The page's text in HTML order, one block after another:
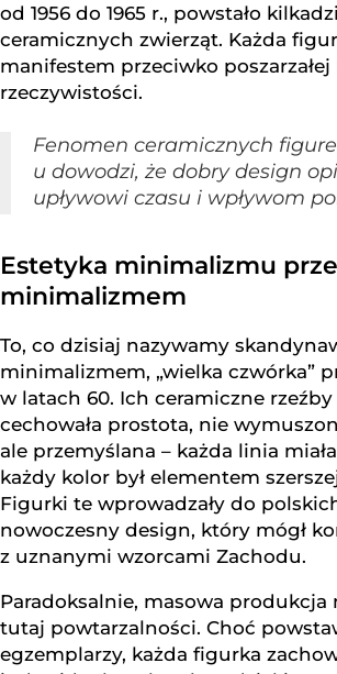
od 1956 do 1965 r., powstało
ceramicznych zwierząt. Każda
manifestem przeciwko poszarzałej
rzeczywistości.
Fenomen ceramicznych
u dowodzi, że dobry design
upływowi czasu i wpływom
Estetyka minimalizmu
minimalizmem
To, co dzisiaj nazywamy
minimalizmem, „wielka czwórka”
w latach 60. Ich ceramiczne
cechowała prostota, nie
ale przemyślana – każda linia
każdy kolor był elementem
Figurki te wprowadzały do
nowoczesny design, który mógł
z uznanymi wzorcami Zachodu.
Paradoksalnie, masowa produkcja
tutaj powtarzalności. Choć
egzemplarzy, każda figurka